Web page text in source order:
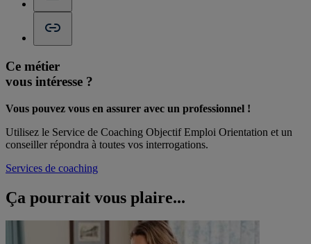
Ce métier
vous intéresse ?
Vous pouvez vous en assurer avec un professionnel !
Utilisez le Service de Coaching Objectif Emploi Orientation et un
conseiller répondra à toutes vos interrogations.
Services de coaching
Ça pourrait vous plaire...